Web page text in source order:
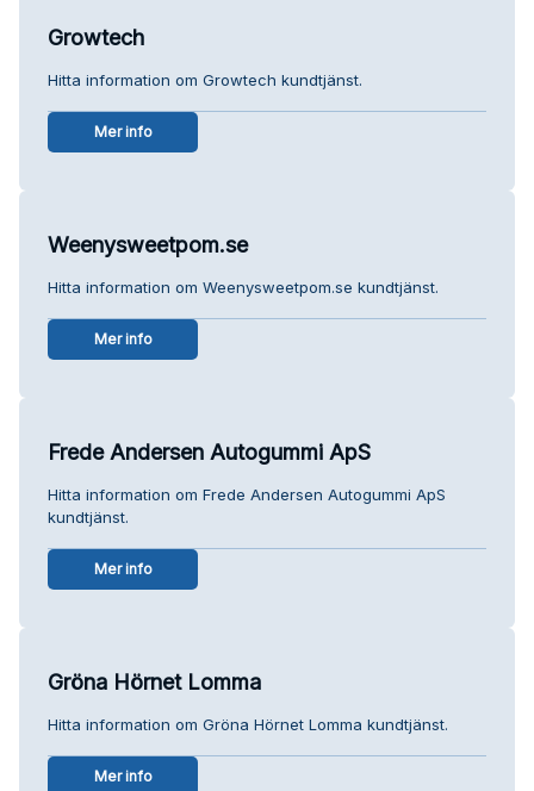
Growtech
Hitta information om Growtech kundtjänst.
Mer info
Weenysweetpom.se
Hitta information om Weenysweetpom.se kundtjänst.
Mer info
Frede Andersen Autogummi ApS
Hitta information om Frede Andersen Autogummi ApS
kundtjänst.
Mer info
Gröna Hörnet Lomma
Hitta information om Gröna Hörnet Lomma kundtjänst.
Mer info